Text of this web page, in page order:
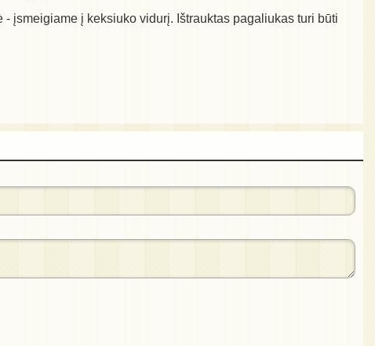
įsmeigiame į keksiuko vidurį. Ištrauktas pagaliukas turi būti